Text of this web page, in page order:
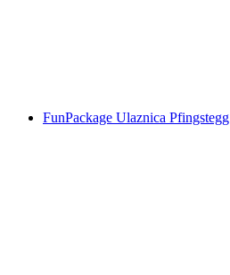
FunPackage Ulaznica Pfingstegg